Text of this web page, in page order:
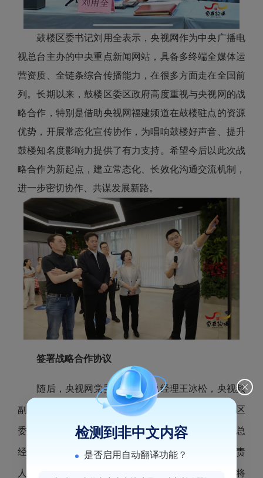
鼓楼区委书记刘用全表示，央视网作为中央广播电
视总台主办的中央重点新闻网站，具备多终端全媒体运
营资质、全链条综合传播能力，在很多方面走在全国前
列。长期以来，鼓楼区委区政府高度重视与央视网的战
略合作，特别是借助央视网福建频道在鼓楼驻点的资源
优势，开展常态化宣传协作，为唱响鼓楼好声音、提升
鼓楼知名度影响力提供了有力支持。希望今后以此次战
略合作为新起点，建立常态化、长效化沟通交流机制，
进一步密切协作、共谋发展新路。
签署战略合作协议
随后，央视网党委副书记、总经理王冰松，央视频
副总经理韩嫕、鼓楼区委书记刘用全见证签约。鼓楼区
委常委、宣传部部长高翔，央视网编委、福建分公司总
经理、福建频道总编辑钟岷源，央视频“央央有品”负责
人范琦代表三方签署战略合作协议。根据协议，今后将
检测到非中文内容
是否启用自动翻译功能？